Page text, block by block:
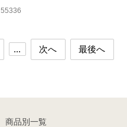
55336
... 次へ 最後へ
商品別一覧